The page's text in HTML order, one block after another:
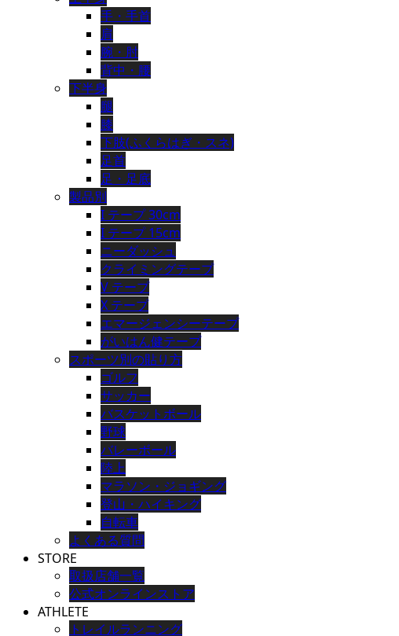
手・手首
肩
腕・肘
背中・腰
下半身
腿
膝
下肢(ふくらはぎ・スネ)
足首
足・足底
製品別
I テープ 30cm
I テープ 15cm
ニーダッシュ
クライミングテープ
V テープ
X テープ
エマージェンシーテープ
がいはん健テープ
スポーツ別の貼り方
ゴルフ
サッカー
バスケットボール
野球
バレーボール
陸上
マラソン・ジョギング
登山・ハイキング
自転車
よくある質問
STORE
取扱店舗一覧
公式オンラインストア
ATHLETE
トレイルランニング